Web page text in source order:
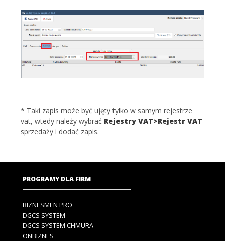
* Taki zapis może być ujęty tylko w samym rejestrze
vat, wtedy należy wybrać Rejestry VAT>Rejestr VAT
sprzedaży i dodać zapis.
PROGRAMY DLA FIRM
BIZNESMEN PRO
DGCS SYSTEM
DGCS SYSTEM CHMURA
ONBIZNES